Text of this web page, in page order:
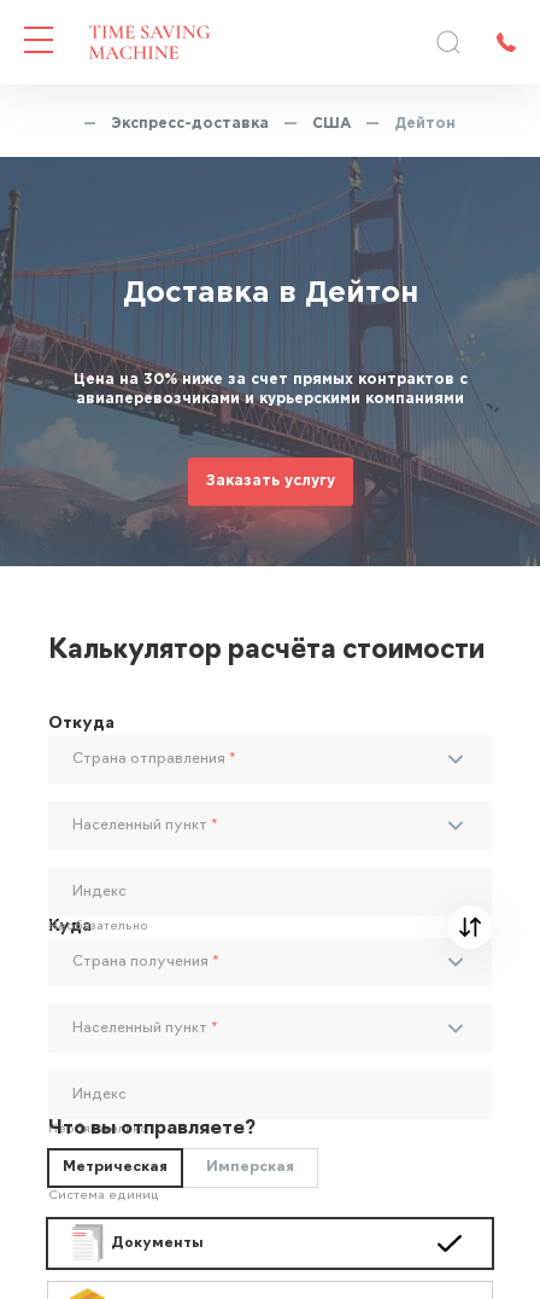
— Экспресс-доставка — США — Дейтон
Доставка в Дейтон
Цена на 30% ниже за счет прямых контрактов с
авиаперевозчиками и курьерскими компаниями
Заказать услугу
Калькулятор расчёта стоимости
Откуда
Страна отправления *
Населенный пункт *
Индекс
Необязательно
Куда
Страна получения *
Населенный пункт *
Индекс
Необязательно
Что вы отправляете?
Метрическая Имперская
Система единиц
Документы